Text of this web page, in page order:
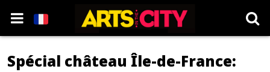
Spécial château Île-de-France: